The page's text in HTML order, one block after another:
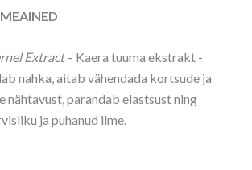
Extract– Kaera tuuma ekstrakt -
nahka, aitab vähendada kortsude ja
nähtavust, parandab elastsust ning
ja puhanud ilme.